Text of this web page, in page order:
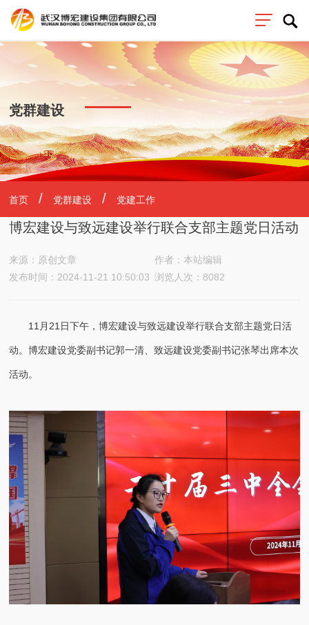
党群建设
首页 党群建设 党建工作
博宏建设与致远建设举行联合支部主题党日活动
来源：原创文章
作者：本站编辑
发布时间：2024-11-21 10:50:03 浏览人次：8082
11月21日下午，博宏建设与致远建设举行联合支部主题党日活
动。博宏建设党委副书记郭一清、致远建设党委副书记张琴出席本次
活动。